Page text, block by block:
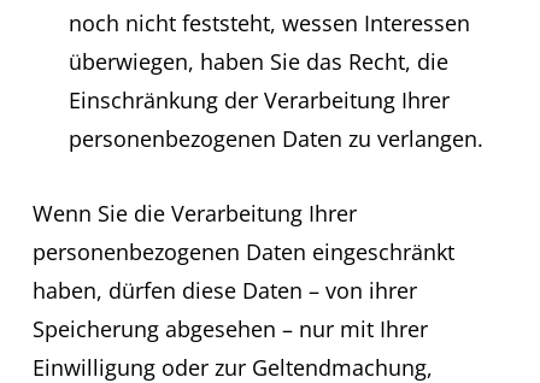
noch nicht feststeht, wessen Interessen
überwiegen, haben Sie das Recht, die
Einschränkung der Verarbeitung Ihrer
personenbezogenen Daten zu verlangen.
Wenn Sie die Verarbeitung Ihrer
personenbezogenen Daten eingeschränkt
haben, dürfen diese Daten – von ihrer
Speicherung abgesehen – nur mit Ihrer
Einwilligung oder zur Geltendmachung,